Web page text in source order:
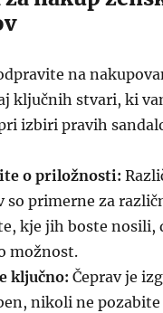
na
ključnih stvari, ki
izbiri pravih
o priložnosti:
so primerne za
kje jih boste nosili,
možnost.
ključno: Čeprav je
nikoli ne pozabite